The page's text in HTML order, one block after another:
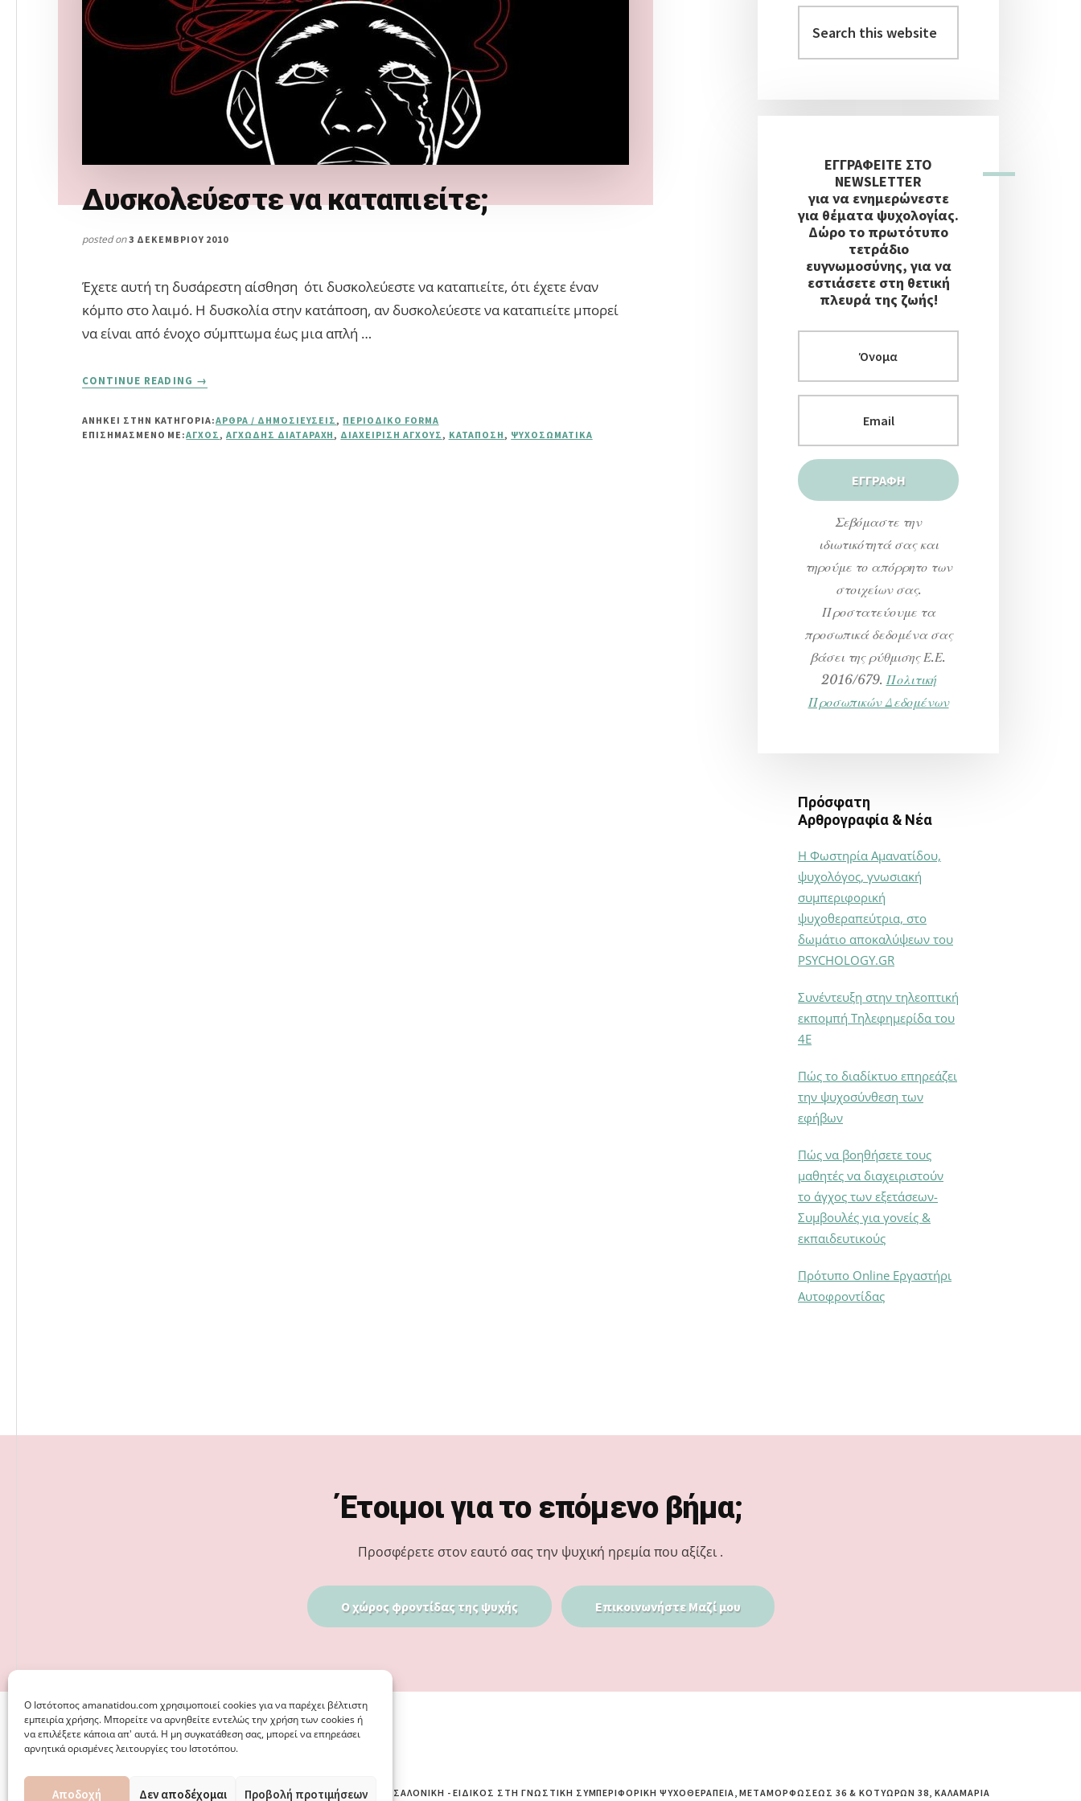
Ο Iστότοπος amanatidou.com χρησιμοποιεί cookies για να παρέχει βέλτιστη
εμπειρία χρήσης. Μπορείτε να αρνηθείτε εντελώς την χρήση των cookies ή
να επιλέξετε κάποια απ' αυτά. Η μη συγκατάθεση σας, μπορεί να επηρεάσει
αρνητικά ορισμένες λειτουργίες του Ιστοτόπου.
Αποδοχή Δεν αποδέχομαι Προβολή προτιμήσεων
Δυσκολεύεστε να καταπιείτε;
posted on3 ΔΕΚΕΜΒΡΊΟΥ 2010
Έχετε αυτή τη δυσάρεστη αίσθηση ότι δυσκολεύεστε να καταπιείτε, ότι έχετε έναν
κόμπο στο λαιμό. Η δυσκολία στην κατάποση, αν δυσκολεύεστε να καταπιείτε μπορεί
να είναι από ένοχο σύμπτωμα έως μια απλή …
CONTINUE READING
ΔΥΣΚΟΛΕΎΕΣΤΕ
ΚΑΤΑΠΙΕΊΤΕ;
→
ΑΝΗΚΕΙ ΣΤΗΝ ΚΑΤΗΓΟΡΙΑ:ΆΡΘΡΑ / ΔΗΜΟΣΙΕΎΣΕΙΣ, ΠΕΡΙΟΔΙΚΌ FORMA
ΕΠΙΣΗΜΑΣΜΈΝΟ ΜΕ:ΆΓΧΟΣ,ΑΓΧΏΔΗΣ ΔΙΑΤΑΡΑΧΉ, ΔΙΑΧΕΊΡΙΣΗ ΆΓΧΟΥΣ, ΚΑΤΆΠΟΣΗ, ΨΥΧΟΣΩΜΑΤΙΚΆ
Στήλη
this
website
ΕΓΓΡΑΦΕΙΤΕ ΣΤΟ
NEWSLETTER
για να ενημερώνεστε
για θέματα ψυχολογίας.
Δώρο το πρωτότυπο
τετράδιο
ευγνωμοσύνης, για να
εστιάσετε στη θετική
πλευρά της ζωής!
Σεβόμαστε την
ιδιωτικότητά σας και
τηρούμε το απόρρητο των
στοιχείων σας.
Προστατεύουμε τα
προσωπικά δεδομένα σας
βάσει της ρύθμισης Ε.Ε.
2016/679. Πολιτική
Προσωπικών Δεδομένων
Πρόσφατη
Αρθρογραφία & Νέα
Η Φωστηρία Αμανατίδου,
ψυχολόγος, γνωσιακή
συμπεριφορική
ψυχοθεραπεύτρια, στο
δωμάτιο αποκαλύψεων του
PSYCHOLOGY.GR
Συνέντευξη στην τηλεοπτική
εκπομπή Τηλεφημερίδα του
4Ε
Πώς το διαδίκτυο επηρεάζει
την ψυχοσύνθεση των
εφήβων
Πώς να βοηθήσετε τους
μαθητές να διαχειριστούν
το άγχος των εξετάσεων-
Συμβουλές για γονείς &
εκπαιδευτικούς
Πρότυπο Online Εργαστήρι
Αυτοφροντίδας
Έτοιμοι για το επόμενο βήμα;
Προσφέρετε στον εαυτό σας την ψυχική ηρεμία που αξίζει .
Ο χώρος φροντίδας της ψυχής Επικοινωνήστε Μαζί μου
© 2026 · ΦΩΣΤΗΡΊΑ ΑΜΑΝΑΤΊΔΟΥ, ΨΥΧΟΛΌΓΟΣ ΚΑΛΑΜΑΡΙΆ ΘΕΣΣΑΛΟΝΊΚΗ - ΕΙΔΙΚΌΣ ΣΤΗ ΓΝΩΣΤΙΚΉ ΣΥΜΠΕΡΙΦΟΡΙΚΉ ΨΥΧΟΘΕΡΑΠΕΊΑ, ΜΕΤΑΜΟΡΦΏΣΕΩΣ 36 & ΚΟΤΥΏΡΩΝ 38, ΚΑΛΑΜΑΡΙΆ